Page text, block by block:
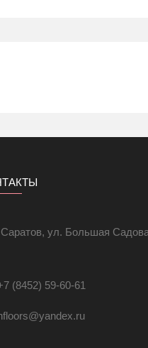
Саратов, ул. Большая
(8452) 59-60-61